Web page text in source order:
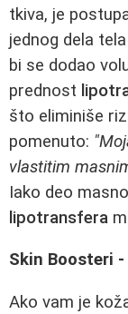
tkiva, je
jednog dela
bi se dodao
prednost
što eliminiše
pomenuto:
vlastitim
Iako deo
lipotransfera
Skin Boosteri
Ako vam je